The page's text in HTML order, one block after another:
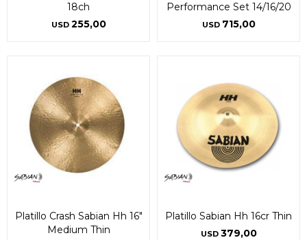
18ch
USD 255,00
Performance Set 14/16/20
USD 715,00
Platillo Crash Sabian Hh 16"
Medium Thin
Platillo Sabian Hh 16cr Thin
USD 379,00